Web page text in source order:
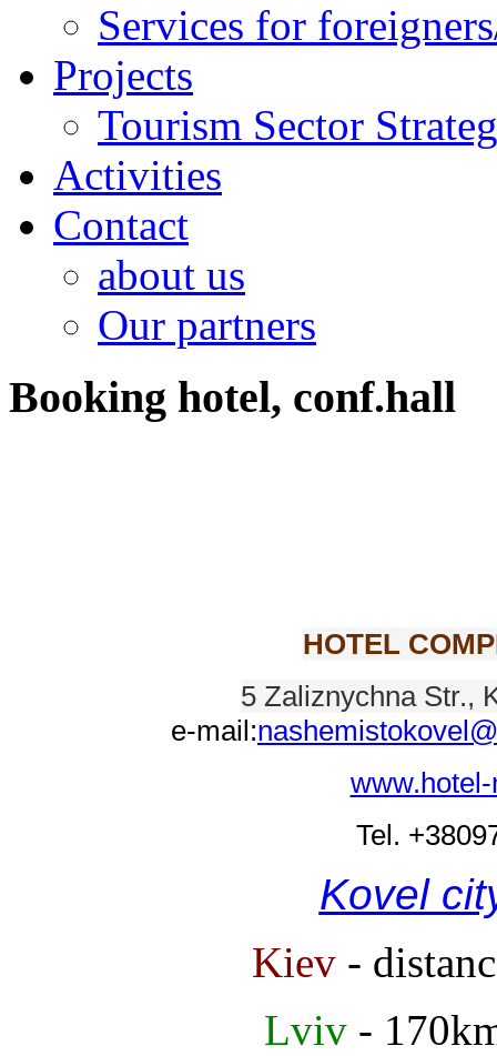
Services for
Projects
Tourism Sector
Activities
Contact
about us
Our partners
Booking hotel, conf.hall
HOTEL
5 Zaliznychna Str.,
e-mail:
Tel.
Kovel
Kiev -
Lviv -